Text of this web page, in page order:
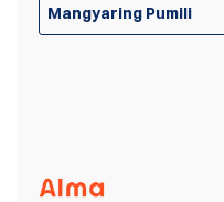
Mangyaring Pumili